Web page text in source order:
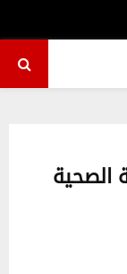
الصحية